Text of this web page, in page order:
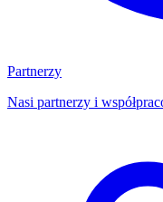
Partnerzy
Nasi partnerzy i